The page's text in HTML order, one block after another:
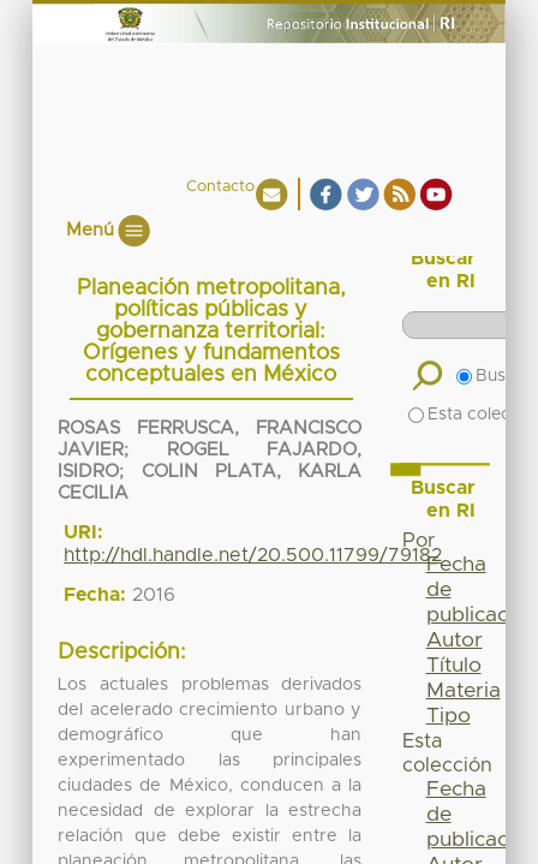
Contacto
Menú
Planeación metropolitana,
políticas públicas y
gobernanza territorial:
Orígenes y fundamentos
conceptuales en México
ROSAS FERRUSCA, FRANCISCO
JAVIER;
ROGEL FAJARDO,
ISIDRO; COLIN PLATA, KARLA
CECILIA
URI:
http://hdl.handle.net/20.500.11799/79182
Fecha: 2016
Descripción:
Los actuales problemas derivados
del acelerado crecimiento urbano y
demográfico que han
experimentado las principales
ciudades de México, conducen a la
necesidad de explorar la estrecha
relación que debe existir entre la
Buscar
en RI
Buscar
Esta
Buscar
en RI
Por
Fecha
de
publicación
Autor
Título
Materia
Tipo
Esta
colección
Fecha
de
publicación